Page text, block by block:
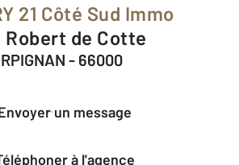
21 Côté Sud Immo
Robert de Cotte
- 66000
Envoyer un message
Téléphoner à l'agence